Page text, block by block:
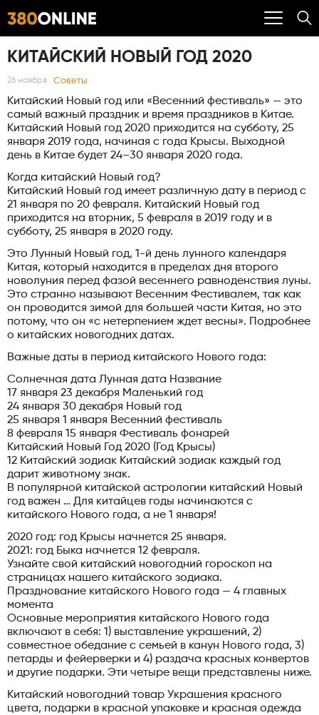
КИТАЙСКИЙ НОВЫЙ ГОД 2020
26 ноября Советы
Китайский Новый год или «Весенний фестиваль» — это
самый важный праздник и время праздников в Китае.
Китайский Новый год 2020 приходится на субботу, 25
января 2019 года, начиная с года Крысы. Выходной
день в Китае будет 24–30 января 2020 года.
Когда китайский Новый год?
Китайский Новый год имеет различную дату в период с
21 января по 20 февраля. Китайский Новый год
приходится на вторник, 5 февраля в 2019 году и в
субботу, 25 января в 2020 году.
Это Лунный Новый год, 1-й день лунного календаря
Китая, который находится в пределах дня второго
новолуния перед фазой весеннего равноденствия луны.
Это странно называют Весенним Фестивалем, так как
он проводится зимой для большей части Китая, но это
потому, что он «с нетерпением ждет весны». Подробнее
о китайских новогодних датах.
Важные даты в период китайского Нового года:
Солнечная дата Лунная дата Название
17 января 23 декабря Маленький год
24 января 30 декабря Новый год
25 января 1 января Весенний фестиваль
8 февраля 15 января Фестиваль фонарей
Китайский Новый Год 2020 (Год Крысы)
12 Китайский зодиак Китайский зодиак каждый год
дарит животному знак.
В популярной китайской астрологии китайский Новый
год важен … Для китайцев годы начинаются с
китайского Нового года, а не 1 января!
2020 год: год Крысы начнется 25 января.
2021: год Быка начнется 12 февраля.
Узнайте свой китайский новогодний гороскоп на
страницах нашего китайского зодиака.
Празднование китайского Нового года — 4 главных
момента
Основные мероприятия китайского Нового года
включают в себя: 1) выставление украшений, 2)
совместное обедание с семьей в канун Нового года, 3)
петарды и фейерверки и 4) раздача красных конвертов
и другие подарки. Эти четыре вещи представлены ниже.
Китайский новогодний товар Украшения красного
цвета, подарки в красной упаковке и красная одежда